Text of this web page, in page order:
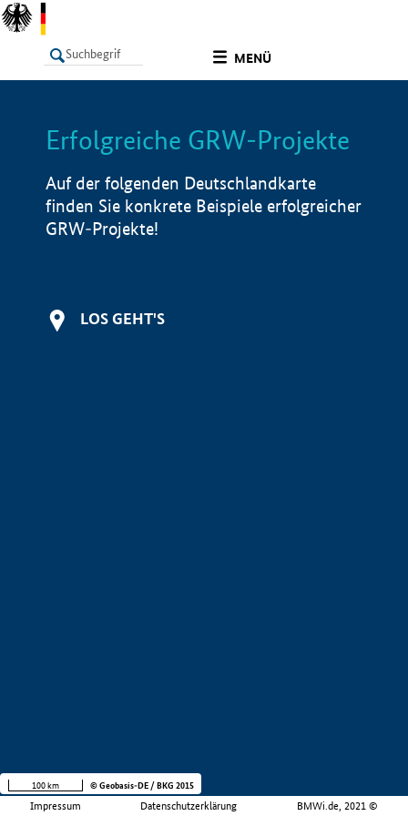
MENÜ
LISTE Info
Erfolgreiche GRW-Projekte
Auf der folgenden Deutschlandkarte
finden Sie konkrete Beispiele erfolgreicher
GRW-Projekte!
LOS GEHT'S
Impressum Datenschutzerklärung BMWi.de, 2021 ©
100 km © Geobasis-DE / BKG 2015